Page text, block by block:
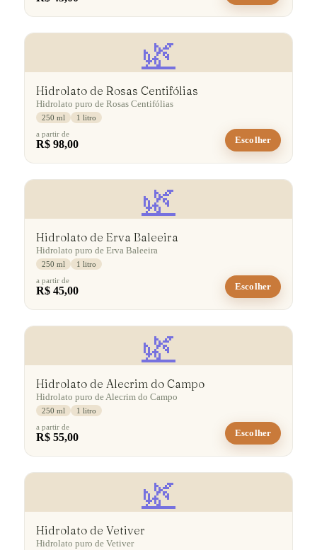
🌿
Hidrolato de Rosas Centifólias
Hidrolato puro de Rosas Centifólias
250 ml
1 litro
a partir de
R$ 98,00 Escolher
🌿
Hidrolato de Erva Baleeira
Hidrolato puro de Erva Baleeira
250 ml
1 litro
a partir de
R$ 45,00 Escolher
🌿
Hidrolato de Alecrim do Campo
Hidrolato puro de Alecrim do Campo
250 ml
1 litro
a partir de
R$ 55,00 Escolher
🌿
Hidrolato de Vetiver
Hidrolato puro de Vetiver